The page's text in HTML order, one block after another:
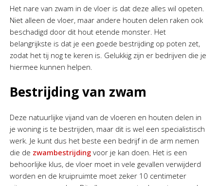
Het nare van zwam in de vloer is dat deze alles wil opeten.
Niet alleen de vloer, maar andere houten delen raken ook
beschadigd door dit hout etende monster. Het
belangrijkste is dat je een goede bestrijding op poten zet,
zodat het tij nog te keren is. Gelukkig zijn er bedrijven die je
hiermee kunnen helpen.
Bestrijding van zwam
Deze natuurlijke vijand van de vloeren en houten delen in
je woning is te bestrijden, maar dit is wel een specialistisch
werk. Je kunt dus het beste een bedrijf in de arm nemen
die de zwambestrijding voor je kan doen. Het is een
behoorlijke klus, de vloer moet in vele gevallen verwijderd
worden en de kruipruimte moet zeker 10 centimeter